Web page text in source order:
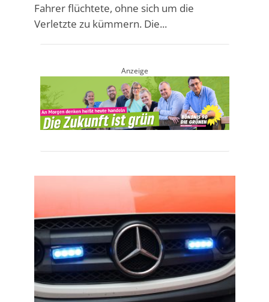
Fahrer flüchtete, ohne sich um die
Verletzte zu kümmern. Die...
Anzeige